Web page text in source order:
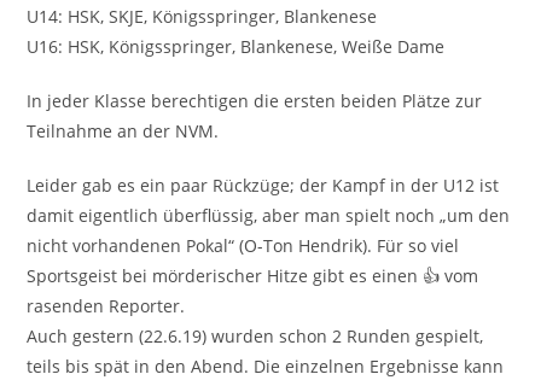
U14: HSK, SKJE, Königsspringer, Blankenese
U16: HSK, Königsspringer, Blankenese, Weiße Dame
In jeder Klasse berechtigen die ersten beiden Plätze zur
Teilnahme an der NVM.
Leider gab es ein paar Rückzüge; der Kampf in der U12 ist
damit eigentlich überflüssig, aber man spielt noch „um den
nicht vorhandenen Pokal“ (O-Ton Hendrik). Für so viel
Sportsgeist bei mörderischer Hitze gibt es einen 👍 vom
rasenden Reporter.
Auch gestern (22.6.19) wurden schon 2 Runden gespielt,
teils bis spät in den Abend. Die einzelnen Ergebnisse kann